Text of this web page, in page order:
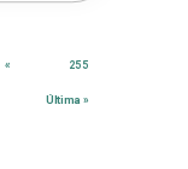
« 255
Última »